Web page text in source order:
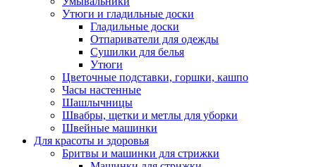
Утюги и гладильные доски
Гладильные доски
Отпариватели для одежды
Сушилки для белья
Утюги
Цветочные подставки, горшки, кашпо
Часы настенные
Шашлычницы
Швабры, щетки и метлы для уборки
Швейные машинки
Для красоты и здоровья
Бритвы и машинки для стрижки